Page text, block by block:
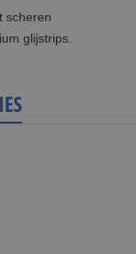
scheren
glijstrips.